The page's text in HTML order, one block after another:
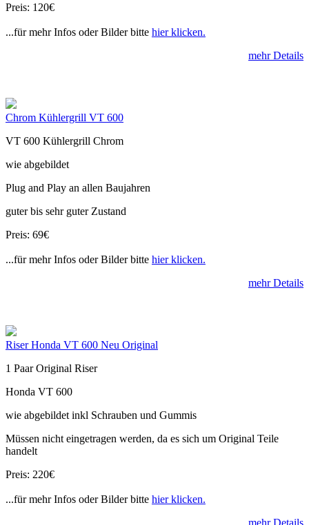
Preis: 120€
...für mehr Infos oder Bilder bitte hier klicken.
mehr Details
Chrom Kühlergrill VT 600
VT 600 Kühlergrill Chrom
wie abgebildet
Plug and Play an allen Baujahren
guter bis sehr guter Zustand
Preis: 69€
...für mehr Infos oder Bilder bitte hier klicken.
mehr Details
Riser Honda VT 600 Neu Original
1 Paar Original Riser
Honda VT 600
wie abgebildet inkl Schrauben und Gummis
Müssen nicht eingetragen werden, da es sich um Original Teile
handelt
Preis: 220€
...für mehr Infos oder Bilder bitte hier klicken.
mehr Details